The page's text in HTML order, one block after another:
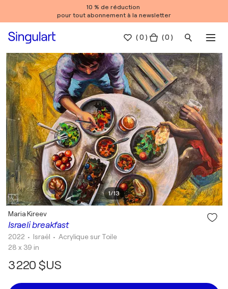
10 % de réduction
pour tout abonnement à la newsletter
(0 ) ( 0 )
1/13
Israeli breakfast
Maria Kireev
2022 • Israël •Acrylique sur Toile
28 x 39 in
3 220 $US